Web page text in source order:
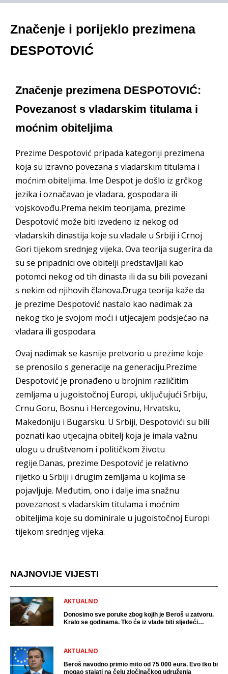
Značenje i porijeklo prezimena
DESPOTOVIĆ
Značenje prezimena DESPOTOVIĆ:
Povezanost s vladarskim titulama i
moćnim obiteljima
Prezime Despotović pripada kategoriji prezimena
koja su izravno povezana s vladarskim titulama i
moćnim obiteljima. Ime Despot je došlo iz grčkog
jezika i označavao je vladara, gospodara ili
vojskovođu.Prema nekim teorijama, prezime
Despotović može biti izvedeno iz nekog od
vladarskih dinastija koje su vladale u Srbiji i Crnoj
Gori tijekom srednjeg vijeka. Ova teorija sugerira da
su se pripadnici ove obitelji predstavljali kao
potomci nekog od tih dinasta ili da su bili povezani
s nekim od njihovih članova.Druga teorija kaže da
je prezime Despotović nastalo kao nadimak za
nekog tko je svojom moći i utjecajem podsjećao na
vladara ili gospodara.
Ovaj nadimak se kasnije pretvorio u prezime koje
se prenosilo s generacije na generaciju.Prezime
Despotović je pronađeno u brojnim različitim
zemljama u jugoistočnoj Europi, uključujući Srbiju,
Crnu Goru, Bosnu i Hercegovinu, Hrvatsku,
Makedoniju i Bugarsku. U Srbiji, Despotovići su bili
poznati kao utjecajna obitelj koja je imala važnu
ulogu u društvenom i političkom životu
regije.Danas, prezime Despotović je relativno
rijetko u Srbiji i drugim zemljama u kojima se
pojavljuje. Međutim, ono i dalje ima snažnu
povezanost s vladarskim titulama i moćnim
obiteljima koje su dominirale u jugoistočnoj Europi
tijekom srednjeg vijeka.
NAJNOVIJE VIJESTI
AKTUALNO
Donosimo sve poruke zbog kojih je Beroš u zatvoru.
Kralo se godinama. Tko će iz vlade biti sljedeći
AKTUALNO
Beroš navodno primio mito od 75 000 eura. Evo tko bi
mogao stajati na čelu zločinačkog udruženja